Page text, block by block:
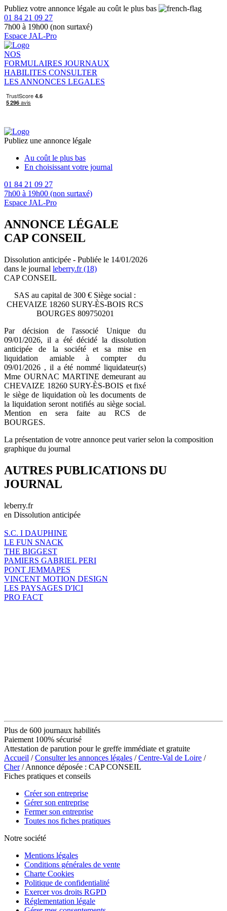
Publiez votre annonce légale au coût le plus bas
01 84 21 09 27
7h00 à 19h00 (non surtaxé)
Espace JAL-Pro
NOS
FORMULAIRES JOURNAUX
HABILITES CONSULTER
LES ANNONCES LEGALES
Publiez une annonce légale
Au coût le plus bas
En choisissant votre journal
01 84 21 09 27
7h00 à 19h00 (non surtaxé)
Espace JAL-Pro
ANNONCE LÉGALE
CAP CONSEIL
Dissolution anticipée - Publiée le 14/01/2026
dans le journal leberry.fr (18)
CAP CONSEIL
SAS au capital de 300 € Siège social :
CHEVAIZE 18260 SURY-ÈS-BOIS RCS
BOURGES 809750201
Par décision de l'associé Unique du
09/01/2026, il a été décidé la dissolution
anticipée de la société et sa mise en
liquidation amiable à compter du
09/01/2026 , il a été nommé liquidateur(s)
Mme OURNAC MARTINE demeurant au
CHEVAIZE 18260 SURY-ÈS-BOIS et fixé
le siège de liquidation où les documents de
la liquidation seront notifiés au siège social.
Mention en sera faite au RCS de
BOURGES.
La présentation de votre annonce peut varier selon la composition
graphique du journal
AUTRES PUBLICATIONS DU
JOURNAL
leberry.fr
en Dissolution anticipée
S.C. I DAUPHINE
LE FUN SNACK
THE BIGGEST
PAMIERS GABRIEL PERI
PONT JEMMAPES
VINCENT MOTION DESIGN
LES PAYSAGES D'ICI
PRO FACT
Plus de 600 journaux habilités
Paiement 100% sécurisé
Attestation de parution pour le greffe immédiate et gratuite
Accueil /Consulter les annonces légales /Centre-Val de Loire /
Cher/ Annonce déposée : CAP CONSEIL
Fiches pratiques et conseils
Créer son entreprise
Gérer son entreprise
Fermer son entreprise
Toutes nos fiches pratiques
Notre société
Mentions légales
Conditions générales de vente
Charte Cookies
Politique de confidentialité
Exercer vos droits RGPD
Réglementation légale